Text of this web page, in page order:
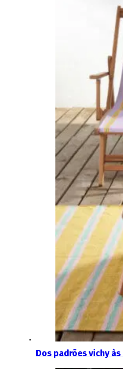
Dos padrões vichy